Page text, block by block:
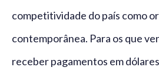
competitividade do país como
contemporânea. Para os que
receber pagamentos em